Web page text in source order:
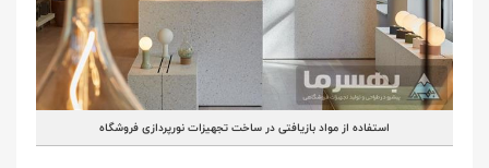
استفاده از مواد بازیافتی در ساخت تجهیزات نورپردازی فروشگاه